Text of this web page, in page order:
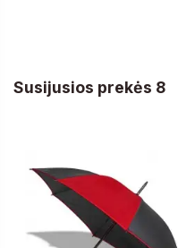
Susijusios prekės 8